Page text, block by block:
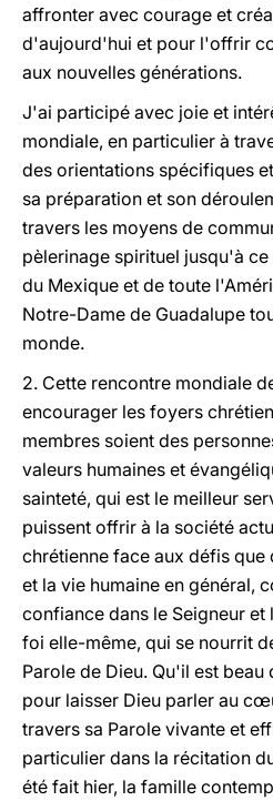
affronter avec courage et
d'aujourd'hui et pour l'offrir
aux nouvelles générations.
J'ai participé avec joie et
mondiale, en particulier à
des orientations spécifiques
sa préparation et son
travers les moyens de
pèlerinage spirituel jusqu'à
du Mexique et de toute
Notre-Dame de Guadalupe
monde.
2. Cette rencontre mondiale
encourager les foyers
membres soient des
valeurs humaines et
sainteté, qui est le meilleur
puissent offrir à la société
chrétienne face aux défis
et la vie humaine en général,
confiance dans le Seigneur et
foi elle-même, qui se nourrit
Parole de Dieu. Qu'il est beau
pour laisser Dieu parler au
travers sa Parole vivante et
particulier dans la récitation
été fait hier, la famille